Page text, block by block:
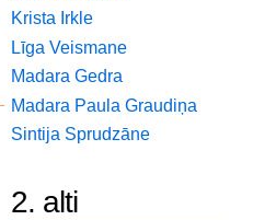
Krista Irkle
Līga Veismane
Madara Gedra
Madara Paula Graudiņa
Sintija Sprudzāne
2. alti